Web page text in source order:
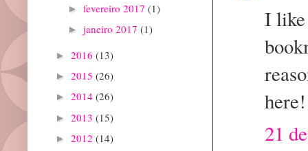
I like
21
► fevereiro 2017 (1)
► janeiro 2017 (1)
► 2016 (13)
► 2015 (26)
► 2014 (26)
► 2013 (15)
► 2012 (14)